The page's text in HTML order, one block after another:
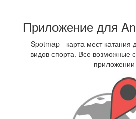
Приложение для
Spotmap - карта мест катания
видов спорта. Все возможные
приложении